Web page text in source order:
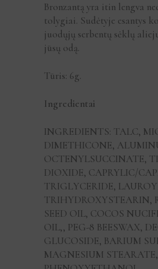
Bronzantą yra itin lengva
tolygiai. Sudėtyje esantys
juodųjų serbentų sėklų
jūsų odą.
Tūris: 6g.
Ingredientai
INGREDIENTS: TALC,
DIMETHICONE,
OCTENYLSUCCINATE,
DIOXIDE, CAPRYLIC/
TRIGLYCERIDE,
TRIHYDROXYSTEARIN,
SEED OIL, COCOS
OIL,, PEG-8 BEESWAX,
GLUCOSIDE, BARIUM
MAGNESIUM